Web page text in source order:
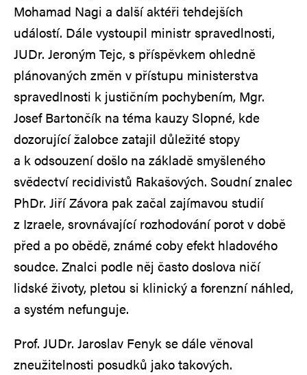
Mohamad Nagi a další aktéři tehdejších
událostí. Dále vystoupil ministr spravedlnosti,
JUDr. Jeroným Tejc, s příspěvkem ohledně
plánovaných změn v přístupu ministerstva
spravedlnosti k justičním pochybením, Mgr.
Josef Bartončík na téma kauzy Slopné, kde
dozorující žalobce zatajil důležité stopy
a k odsouzení došlo na základě smyšleného
svědectví recidivistů Rakašových. Soudní znalec
PhDr. Jiří Závora pak začal zajímavou studií
z Izraele, srovnávající rozhodování porot v době
před a po obědě, známé coby efekt hladového
soudce. Znalci podle něj často doslova ničí
lidské životy, pletou si klinický a forenzní náhled,
a systém nefunguje.
Prof. JUDr. Jaroslav Fenyk se dále věnoval
zneužitelnosti posudků jako takových.